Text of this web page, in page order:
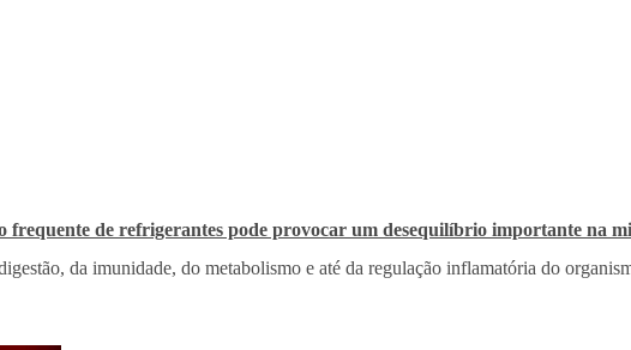
frequente de refrigerantes pode provocar um desequilíbrio importante na
da imunidade, do metabolismo e até da regulação inflamatória do